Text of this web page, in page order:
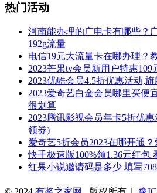
热门活动
河南能办理的广电卡有哪些？
192g流量
电信19元大流量卡在哪办理？
2023芒果tv会员新用户特惠109
2023优酷会员4.5折优惠活动,
2023爱奇艺白金会员哪里买便
很划算
2023腾讯影视会员年卡5折优
领券)
爱奇艺5折会员2023在哪开通
快手极速版100%领1.36元红包
红果小说邀请码是多少 填写